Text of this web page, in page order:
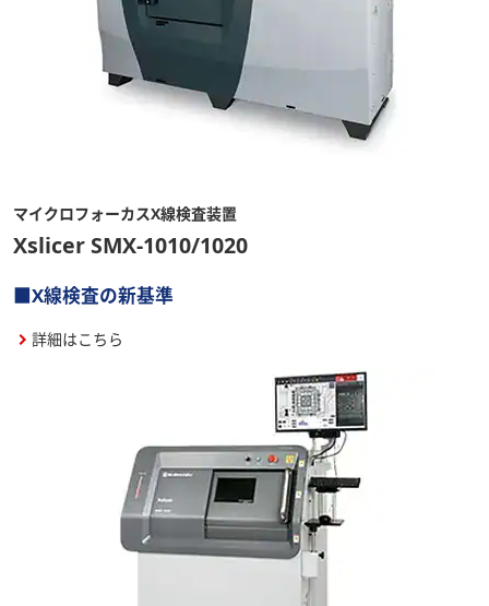
マイクロフォーカスX線検査装置
Xslicer SMX-1010/1020
■X線検査の新基準
詳細はこちら